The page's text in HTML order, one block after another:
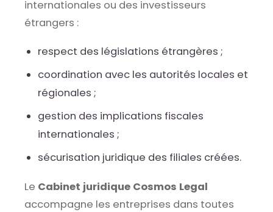
internationales ou des investisseurs
étrangers :
respect des législations étrangères ;
coordination avec les autorités locales et
régionales ;
gestion des implications fiscales
internationales ;
sécurisation juridique des filiales créées.
Le Cabinet juridique Cosmos Legal
accompagne les entreprises dans toutes